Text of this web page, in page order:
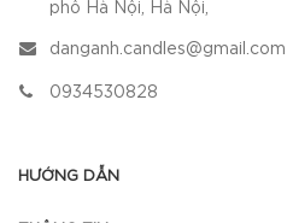
phố Hà Nội, Hà Nội,
danganh.candles@gmail.com
0934530828
HƯỚNG DẪN